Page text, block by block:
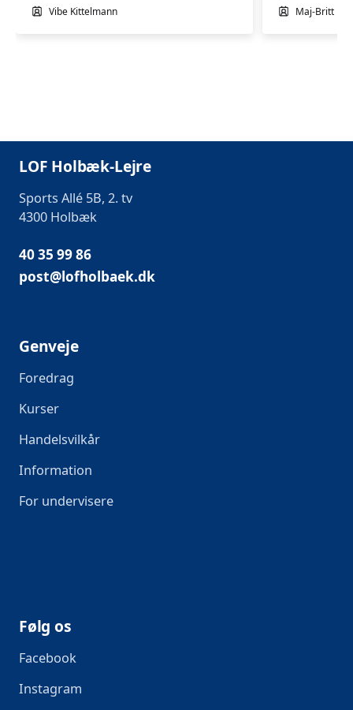
Vibe Kittelmann
Maj-Britt
LOF Holbæk-Lejre
Sports Allé 5B, 2. tv
4300 Holbæk
40 35 99 86
post@lofholbaek.dk
Genveje
Foredrag
Kurser
Handelsvilkår
Information
For undervisere
Følg os
Facebook
Instagram